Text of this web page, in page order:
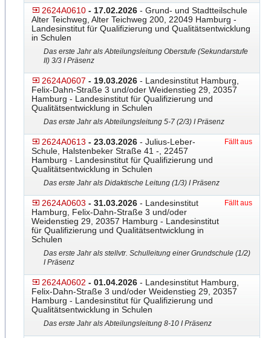
2624A0610 - 17.02.2026 - Grund- und Stadtteilschule
Alter Teichweg, Alter Teichweg 200, 22049 Hamburg -
Landesinstitut für Qualifizierung und Qualitätsentwicklung
in Schulen
Das erste Jahr als Abteilungsleitung Oberstufe (Sekundarstufe
II) 3/3 I Präsenz
2624A0607 - 19.03.2026 - Landesinstitut Hamburg,
Felix-Dahn-Straße 3 und/oder Weidenstieg 29, 20357
Hamburg - Landesinstitut für Qualifizierung und
Qualitätsentwicklung in Schulen
Das erste Jahr als Abteilungsleitung 5-7 (2/3) I Präsenz
2624A0613 - 23.03.2026 - Julius-Leber-
Schule, Halstenbeker Straße 41 -, 22457
Hamburg - Landesinstitut für Qualifizierung und
Qualitätsentwicklung in Schulen
Fällt aus
Das erste Jahr als Didaktische Leitung (1/3) I Präsenz
2624A0603 - 31.03.2026 - Landesinstitut
Hamburg, Felix-Dahn-Straße 3 und/oder
Weidenstieg 29, 20357 Hamburg - Landesinstitut
für Qualifizierung und Qualitätsentwicklung in
Schulen
Fällt aus
Das erste Jahr als stellvtr. Schulleitung einer Grundschule (1/2)
I Präsenz
2624A0602 - 01.04.2026 - Landesinstitut Hamburg,
Felix-Dahn-Straße 3 und/oder Weidenstieg 29, 20357
Hamburg - Landesinstitut für Qualifizierung und
Qualitätsentwicklung in Schulen
Das erste Jahr als Abteilungsleitung 8-10 I Präsenz